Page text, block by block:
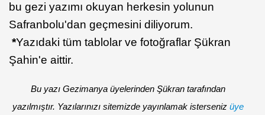
bu gezi yazımı okuyan herkesin yolunun
Safranbolu'dan geçmesini diliyorum.
*Yazıdaki tüm tablolar ve fotoğraflar Şükran
Şahin'e aittir.
Bu yazı Gezimanya üyelerinden Şükran tarafından
yazılmıştır. Yazılarınızı sitemizde yayınlamak isterseniz üye